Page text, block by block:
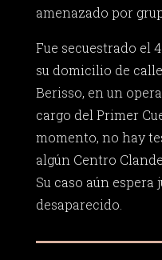
amenazado por
Fue secuestrado el
su domicilio de
Berisso, en un
cargo del Primer
momento, no hay
algún Centro
Su caso aún
desaparecido.